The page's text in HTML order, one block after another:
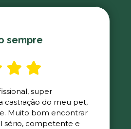
sempre
super
castração do meu pet,
Muito bom encontrar
sério, competente e